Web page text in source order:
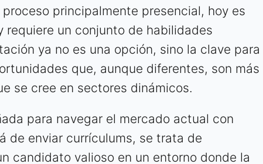
principalmente presencial, hoy es
un conjunto de habilidades
ya no es una opción, sino la clave para
que, aunque diferentes, son más
se cree en sectores dinámicos.
para navegar el mercado actual con
de enviar currículums, se trata de
candidato valioso en un entorno donde la